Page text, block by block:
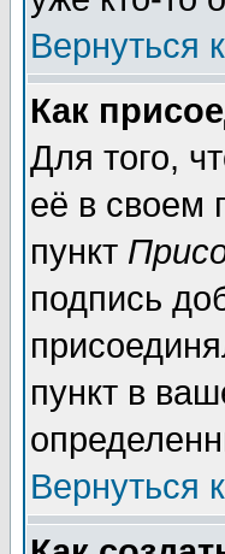
Вернуться
Как
Для того,
её в своем
пункт
подпись
пункт в
Вернуться